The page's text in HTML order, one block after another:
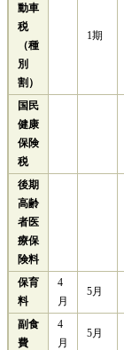
動車
税
（種
別
割）
1期
国民
健康
保険
税
後期
高齢
者医
療保
険料
保育
料
4
月
5月
副食
費
4
月
5月